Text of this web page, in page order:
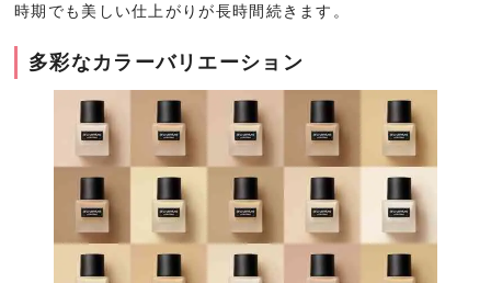
時期でも美しい仕上がりが長時間続きます。
多彩なカラーバリエーション